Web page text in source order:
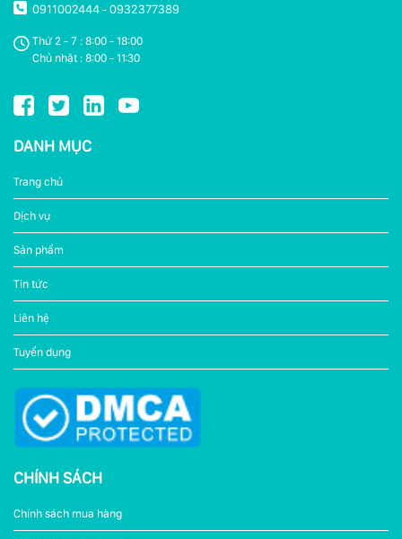
0911002444 - 0932377389
Thứ 2 - 7 : 8:00 - 18:00
Chủ nhật : 8:00 - 11:30
DANH MỤC
Trang chủ
Dịch vụ
Sản phẩm
Tin tức
Liên hệ
Tuyển dụng
CHÍNH SÁCH
Chính sách mua hàng